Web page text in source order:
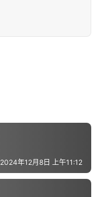
2024年12月8日 上午11:12